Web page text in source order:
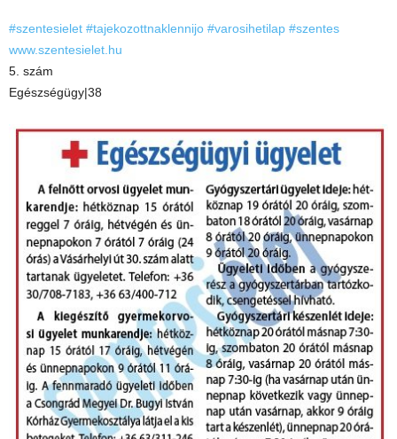
#szentesielet #tajekozottnaklennijo #varosihetilap #szentes
www.szentesielet.hu
5. szám
Egészségügy|38